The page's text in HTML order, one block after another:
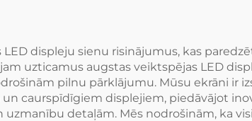
LED displeju sienu risinājumus, kas
uzticamus augstas veiktspējas LED
pilnu pārklājumu. Mūsu ekrāni ir
caurspīdīgiem displejiem, piedāvājot
detaļām. Mēs nodrošinām, ka